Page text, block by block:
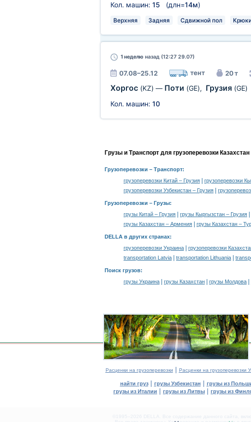
Кол. машин: 15 (длн=14м)
Верхняя Задняя Сдвижной пол
1 неделюназад (12:27 29.07)
07.08–25.12 тент 20 т
Хоргос (KZ) — Поти (GE), Грузия (GE)
Кол. машин: 10
Грузы и Транспорт для грузоперевозки
Грузоперевозки – Транспорт:
грузоперевозки Китай – Грузия
грузоперевозки
грузоперевозки Узбекистан – Грузия
Грузоперевозки – Грузы:
грузы Китай – Грузия
грузы Кыргызстан – Грузия
грузы Казахстан – Армения грузы Казахстан –
DELLA в других странах:
грузоперевозки Украина
грузоперевозки
transportation Latvia transportation Lithuania
Поиск грузов:
грузы Украина
грузы Казахстан грузы Молдова
Расценки на грузоперевозки | Расценки на грузоперевозки
найти груз| грузы Узбекистан | грузы из
грузы из Италии | грузы из Литвы | грузы из
©1995–2026 DELLA. Все содержание данного сайта,